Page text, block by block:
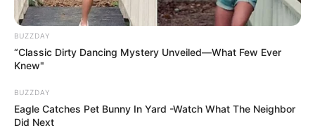
BUZZDAY
“Classic Dirty Dancing Mystery Unveiled—What Few Ever
Knew"
BUZZDAY
Eagle Catches Pet Bunny In Yard -Watch What The Neighbor
Did Next